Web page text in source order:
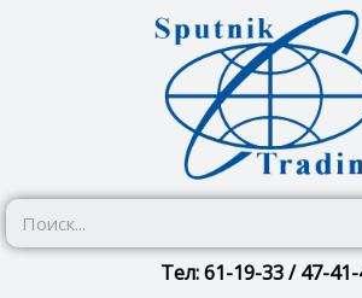
Тел: 61-19-33 / 47-